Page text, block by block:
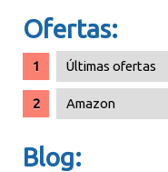
Ofertas:
Últimas ofertas
Amazon
Blog: